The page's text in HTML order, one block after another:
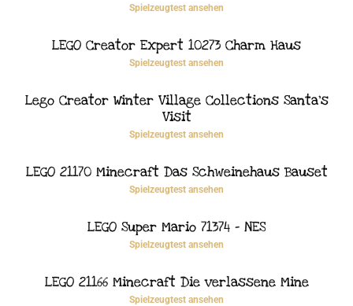
Spielzeugtest ansehen
LEGO Creator Expert 10273 Charm Haus
Spielzeugtest ansehen
Lego Creator Winter Village Collections Santa’s
Visit
Spielzeugtest ansehen
LEGO 21170 Minecraft Das Schweinehaus Bauset
Spielzeugtest ansehen
LEGO Super Mario 71374 – NES
Spielzeugtest ansehen
LEGO 21166 Minecraft Die verlassene Mine
Spielzeugtest ansehen